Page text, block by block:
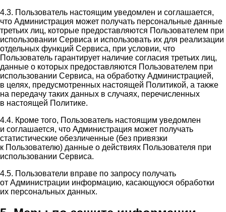
4.3. Пользователь настоящим уведомлен и соглашается,
что Администрация может получать персональные данные
третьих лиц, которые предоставляются Пользователем при
использовании Сервиса и использовать их для реализации
отдельных функций Сервиса, при условии, что
Пользователь гарантирует наличие согласия третьих лиц,
данные о которых предоставляются Пользователем при
использовании Сервиса, на обработку Администрацией,
в целях, предусмотренных настоящей Политикой, а также
на передачу таких данных в случаях, перечисленных
в настоящей Политике.
4.4. Кроме того, Пользователь настоящим уведомлен
и соглашается, что Администрация может получать
статистические обезличенные (без привязки
к Пользователю) данные о действиях Пользователя при
использовании Сервиса.
4.5. Пользователи вправе по запросу получать
от Администрации информацию, касающуюся обработки
их персональных данных.